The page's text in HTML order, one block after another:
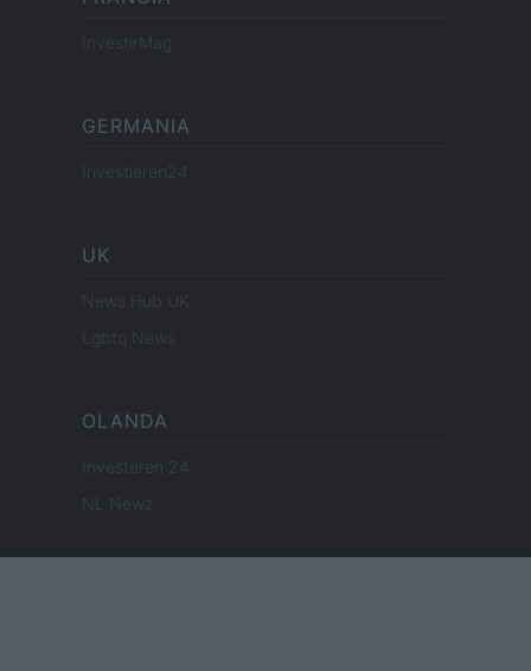
InvestirMag
GERMANIA
Investieren24
UK
News Hub UK
Lgbtq News
OLANDA
Investeren 24
NL Newz